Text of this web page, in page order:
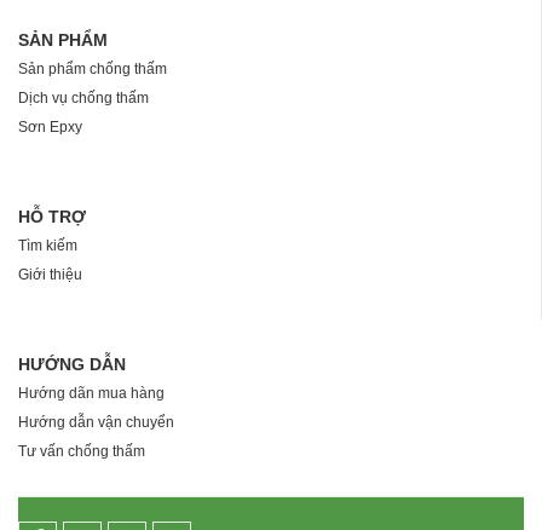
SẢN PHẨM
Sản phẩm chống thấm
Dịch vụ chống thấm
Sơn Epxy
HỖ TRỢ
Tìm kiếm
Giới thiệu
HƯỚNG DẪN
Hướng dãn mua hàng
Hướng dẫn vận chuyển
Tư vấn chống thấm